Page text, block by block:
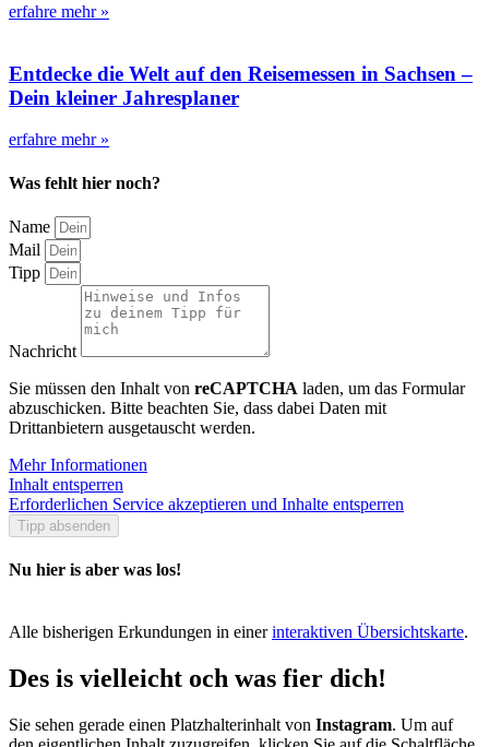
erfahre mehr »
Entdecke die Welt auf den Reisemessen in Sachsen –
Dein kleiner Jahresplaner
erfahre mehr »
Was fehlt hier noch?
Name
Mail
Tipp
Nachricht
Sie müssen den Inhalt von reCAPTCHA laden, um das Formular
abzuschicken. Bitte beachten Sie, dass dabei Daten mit
Drittanbietern ausgetauscht werden.
Mehr Informationen
Inhalt entsperren
Erforderlichen Service akzeptieren und Inhalte entsperren
Tipp absenden
Nu hier is aber was los!
Alle bisherigen Erkundungen in einerinteraktiven Übersichtskarte.
Des is vielleicht och was fier dich!
Sie sehen gerade einen Platzhalterinhalt von Instagram. Um auf